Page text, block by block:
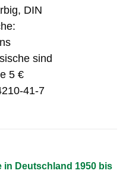
DIN
sind
5 €
41-7
in Deutschland 1950 bis